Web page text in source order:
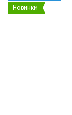
Новинки